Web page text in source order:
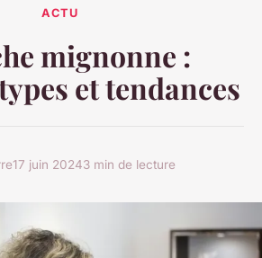
ACTU
mignonne :
et tendances
17 juin 20243 min de lecture